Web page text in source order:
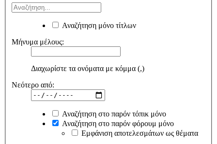
Αναζήτηση μόνο τίτλων
Μήνυμα μέλους:
Διαχωρίστε τα ονόματα με κόμμα (,)
Νεότερο από:
Αναζήτηση στο παρόν τόπικ μόνο
Αναζήτηση στο παρόν φόρουμ μόνο
Εμφάνιση αποτελεσμάτων ως θέματα